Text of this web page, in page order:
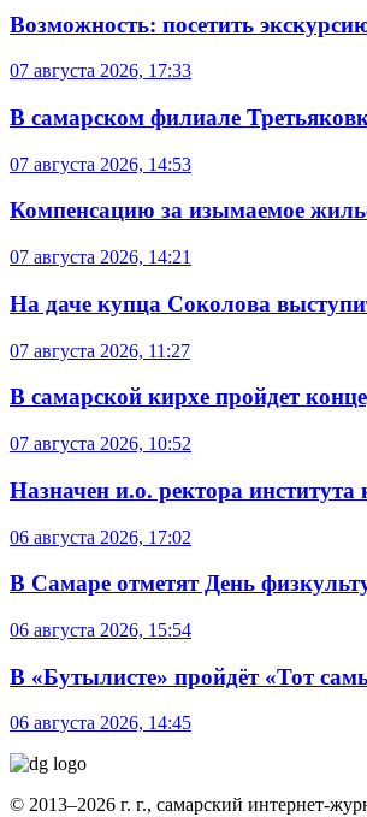
Возможность: посетить
07 августа 2026, 17:33
В самарском филиале
07 августа 2026, 14:53
Компенсацию за изымаемое
07 августа 2026, 14:21
На даче купца Соколова
07 августа 2026, 11:27
В самарской кирхе пройдет
07 августа 2026, 10:52
Назначен и.о. ректора института
06 августа 2026, 17:02
В Самаре отметят День
06 августа 2026, 15:54
В «Бутылисте» пройдёт «Тот
06 августа 2026, 14:45
© 2013–2026 г. г., самарский интернет-